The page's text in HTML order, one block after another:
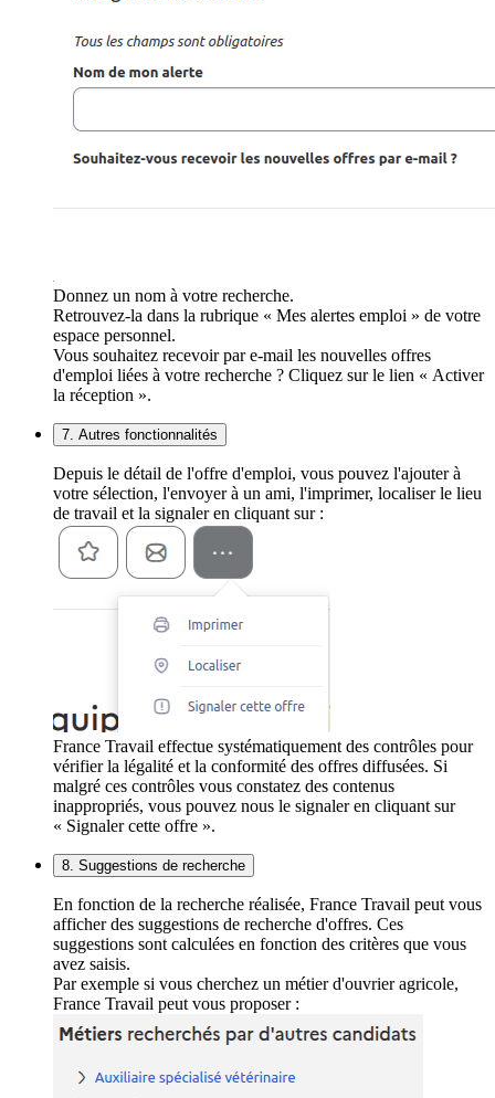
Donnez un nom à votre recherche.
Retrouvez-la dans la rubrique « Mes alertes emploi » de votre
espace personnel.
Vous souhaitez recevoir par e-mail les nouvelles offres
d'emploi liées à votre recherche ? Cliquez sur le lien « Activer
la réception ».
7. Autres fonctionnalités
Depuis le détail de l'offre d'emploi, vous pouvez l'ajouter à
votre sélection, l'envoyer à un ami, l'imprimer, localiser le lieu
de travail et la signaler en cliquant sur :
France Travail effectue systématiquement des contrôles pour
vérifier la légalité et la conformité des offres diffusées. Si
malgré ces contrôles vous constatez des contenus
inappropriés, vous pouvez nous le signaler en cliquant sur
« Signaler cette offre ».
8. Suggestions de recherche
En fonction de la recherche réalisée, France Travail peut vous
afficher des suggestions de recherche d'offres. Ces
suggestions sont calculées en fonction des critères que vous
avez saisis.
Par exemple si vous cherchez un métier d'ouvrier agricole,
France Travail peut vous proposer :